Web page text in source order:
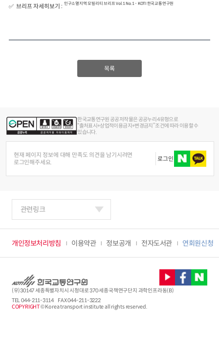
✅ 브리프 자세히보기 : 인구소멸지역 모빌리티 브리프 Vol.1 No.1 - KOTI 한국교통연구원
목록
한국교통연구원 공공저작물은 공공누리 4유형으로
“출처표시+상업적이용금지+변경금지” 조건에 따라 이용할 수
있습니다.
현재 페이지 정보에 대해 만족도 의견을 남기시려면
로그인해주세요.
로그인
개인정보처리방침 이용약관 정보공개 전자도서관 연회원신청
관련링크
(우)30147 세종특별자치시 시청대로 370 세종국책연구단지 과학인프라동(B)
TEL044-211-3114
FAX 044-211-3222
COPYRIGHT© Korea transport institute all rights reserved.